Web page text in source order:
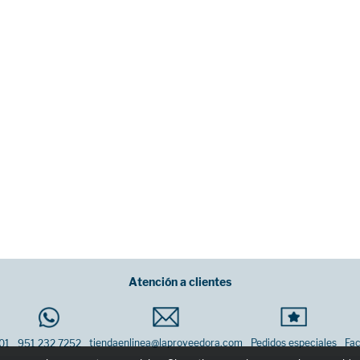
Atención a clientes
951 232 7252 tiendaenlinea@laproveedora.com Pedidos especiales